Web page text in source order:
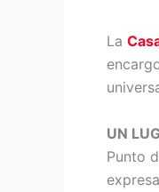
La
UN
Punto